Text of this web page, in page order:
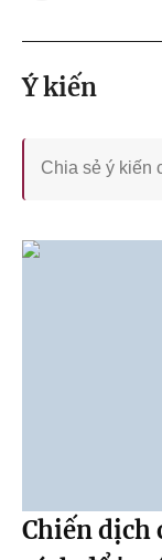
Ý kiến
Chiến dịch